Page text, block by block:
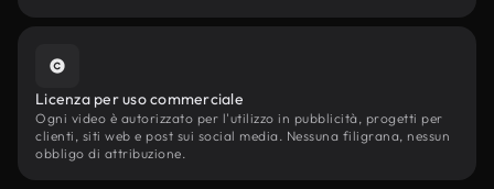
Licenza per uso commerciale
Ogni video è autorizzato per l'utilizzo in pubblicità, progetti per
clienti, siti web e post sui social media. Nessuna filigrana, nessun
obbligo di attribuzione.